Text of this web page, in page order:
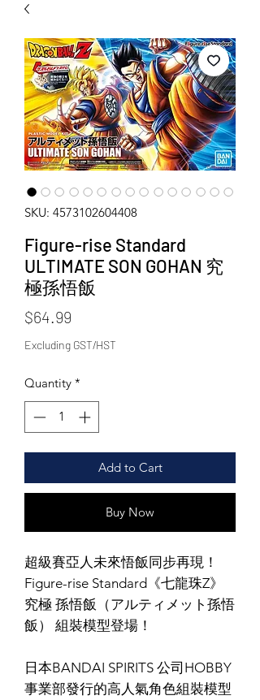
WECHAT 微信諮詢
SKU: 4573102604408
Figure-rise Standard
ULTIMATE SON GOHAN 究
極孫悟飯
$64.99
Excluding GST/HST
Quantity *
Add to Cart
Buy Now
超級賽亞人未來悟飯同步再現！
Figure-rise Standard《七龍珠Z》
究極 孫悟飯（アルティメット孫悟
飯） 組裝模型登場！
日本BANDAI SPIRITS 公司HOBBY
事業部發行的高人氣角色組裝模型